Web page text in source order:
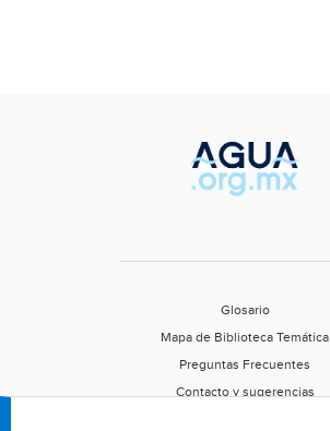
Glosario
Mapa de Biblioteca Temática
Preguntas Frecuentes
Contacto y sugerencias